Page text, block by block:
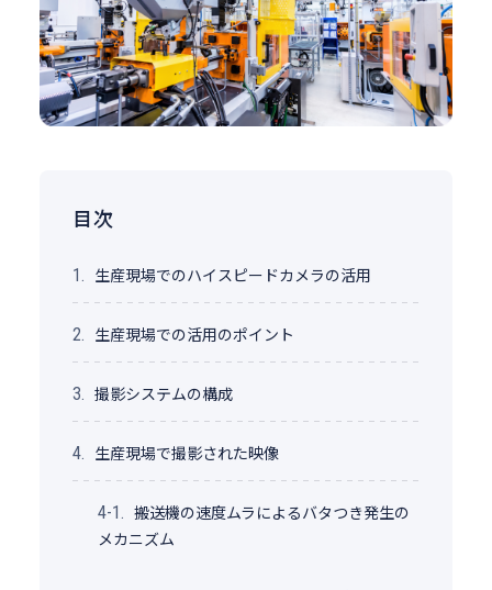
目次
1. 生産現場でのハイスピードカメラの活用
2. 生産現場での活用のポイント
3. 撮影システムの構成
4. 生産現場で撮影された映像
4-1. 搬送機の速度ムラによるバタつき発生の
メカニズム